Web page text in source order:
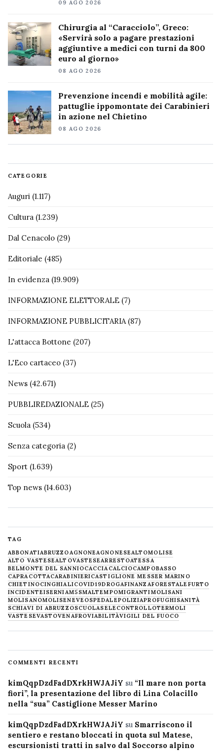
09 AGO 2026
Chirurgia al “Caracciolo”, Greco:
«Servirà solo a pagare prestazioni
aggiuntive a medici con turni da 800
euro al giorno»
08 AGO 2026
Prevenzione incendi e mobilità agile:
pattuglie ippomontate dei Carabinieri
in azione nel Chietino
08 AGO 2026
CATEGORIE
Auguri (1.117)
Cultura (1.239)
Dal Cenacolo (29)
Editoriale (485)
In evidenza (19.909)
INFORMAZIONE ELETTORALE (7)
INFORMAZIONE PUBBLICITARIA(87)
L'attacca Bottone (207)
L'Eco cartaceo (37)
News (42.671)
PUBBLIREDAZIONALE (25)
Scuola (534)
Senza categoria (2)
Sport (1.639)
Top news (14.603)
TAG
ABBONATIABRUZZOAGNONEAGNONESEALTOMOLISE
ALTO VASTESEALTOVASTESEARRESTOATESSA
BELMONTE DEL SANNIOCACCIACALCIOCAMPOBASSO
CAPRACOTTACARABINIERICASTIGLIONE MESSER MARINO
CHIETINOCINGHIALICOVID19DROGAFINANZAFORESTALE FURTO
INCIDENTEISERNIAM5SMALTEMPOMIGRANTIMOLISANI
MOLISANOMOLISENEVE OSPEDALEPOLIZIAPROFUGHISANITÀ
SCHIAVI DI ABRUZZOSCUOLASELECONTROLLOTERMOLI
VASTESEVASTOVENAFROVIABILITÀVIGILI DEL FUOCO
COMMENTI RECENTI
kimQqpDzdFadDXrkHWJAJiY su “Il mare non porta
fiori”, la presentazione del libro di Lina Colacillo
nella “sua” Castiglione Messer Marino
kimQqpDzdFadDXrkHWJAJiY su Smarriscono il
sentiero e restano bloccati in quota sul Matese,
escursionisti tratti in salvo dal Soccorso alpino